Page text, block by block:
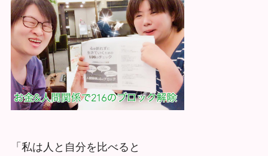
「私は人と自分を比べると